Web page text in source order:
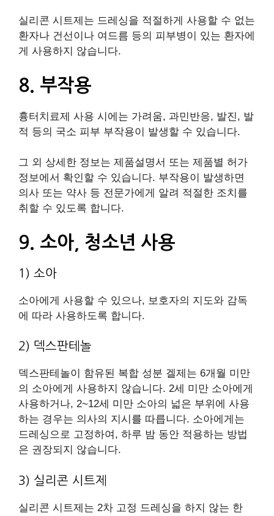
실리콘 시트제는 드레싱을 적절하게 사용할 수 없는
환자나 건선이나 여드름 등의 피부병이 있는 환자에
게 사용하지 않습니다.
8. 부작용
흉터치료제 사용 시에는 가려움, 과민반응, 발진, 발
적 등의 국소 피부 부작용이 발생할 수 있습니다.
그 외 상세한 정보는 제품설명서 또는 제품별 허가
정보에서 확인할 수 있습니다. 부작용이 발생하면
의사 또는 약사 등 전문가에게 알려 적절한 조치를
취할 수 있도록 합니다.
9. 소아, 청소년 사용
1) 소아
소아에게 사용할 수 있으나, 보호자의 지도와 감독
에 따라 사용하도록 합니다.
2) 덱스판테놀
덱스판테놀이 함유된 복합 성분 겔제는 6개월 미만
의 소아에게 사용하지 않습니다. 2세 미만 소아에게
사용하거나, 2~12세 미만 소아의 넓은 부위에 사용
하는 경우는 의사의 지시를 따릅니다. 소아에게는
드레싱으로 고정하여, 하루 밤 동안 적용하는 방법
은 권장되지 않습니다.
3) 실리콘 시트제
실리콘 시트제는 2차 고정 드레싱을 하지 않는 한